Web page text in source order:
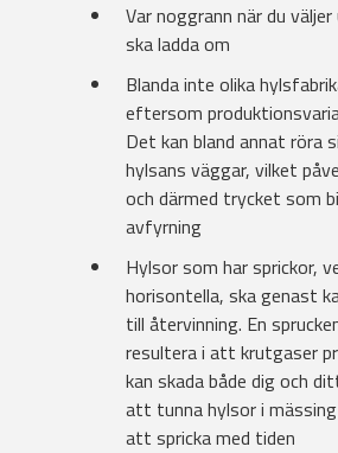
Var noggrann när du
ska ladda om
Blanda inte olika
eftersom
Det kan bland annat röra
hylsans väggar, vilket
och därmed trycket som
avfyrning
Hylsor som har sprickor,
horisontella, ska genast
till återvinning. En
resultera i att krutgaser
kan skada både dig och
att tunna hylsor i
att spricka med tiden